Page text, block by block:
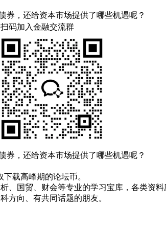
券，还给资本市场提供了哪些机遇呢？
扫码加入金融交流群
券，还给资本市场提供了哪些机遇呢？
载高峰期的论坛币。
、国贸、财会等专业的学习宝库，各类资料
方向、有共同话题的朋友。